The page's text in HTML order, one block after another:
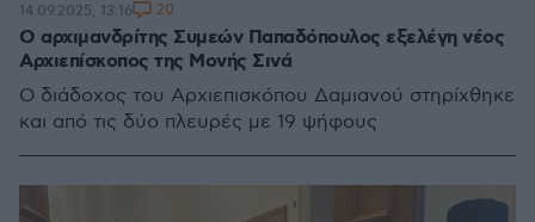
Ο αρχιμανδρίτης Συμεών Παπαδόπουλος εξελέγη νέος
Αρχιεπίσκοπος της Μονής Σινά
Ο διάδοχος του Αρχιεπισκόπου Δαμιανού στηρίχθηκε
και από τις δύο πλευρές με 19 ψήφους
14.09.2025, 13:16 20